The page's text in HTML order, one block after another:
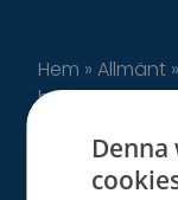
Hem » Allmänt »
har jag max